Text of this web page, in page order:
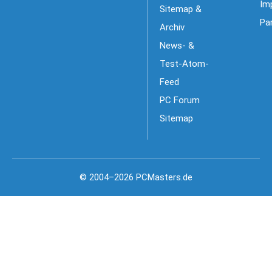
Sitemap &
Archiv
News- &
Test-Atom-
Feed
PC Forum
Sitemap
© 2004–2026 PCMasters.de